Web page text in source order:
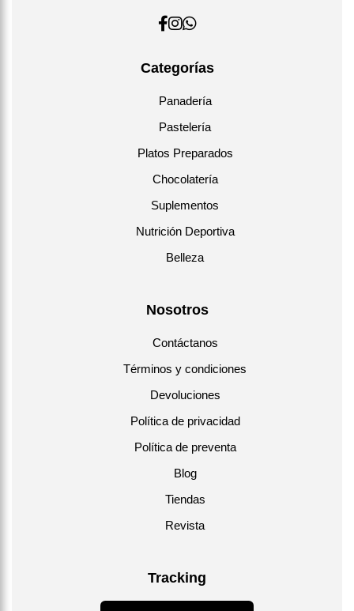
Categorías
Panadería
Pastelería
Platos Preparados
Chocolatería
Suplementos
Nutrición Deportiva
Belleza
Nosotros
Contáctanos
Términos y condiciones
Devoluciones
Política de privacidad
Política de preventa
Blog
Tiendas
Revista
Tracking